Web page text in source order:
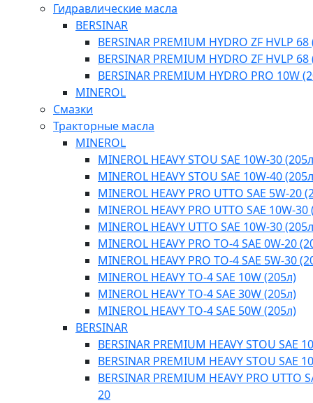
Гидравлические масла
BERSINAR
BERSINAR PREMIUM HYDRO ZF HVLP
BERSINAR PREMIUM HYDRO ZF HVLP 68
BERSINAR PREMIUM HYDRO PRO 10W
MINEROL
Смазки
Тракторные масла
MINEROL
MINEROL HEAVY STOU SAE 10W-30
MINEROL HEAVY STOU SAE 10W-40
MINEROL HEAVY PRO UTTO SAE 5W-20
MINEROL HEAVY PRO UTTO SAE 10W-30
MINEROL HEAVY UTTO SAE 10W-30
MINEROL HEAVY PRO TO-4 SAE 0W-20
MINEROL HEAVY PRO TO-4 SAE 5W-30
MINEROL HEAVY TO-4 SAE 10W (205л)
MINEROL HEAVY TO-4 SAE 30W (205л)
MINEROL HEAVY TO-4 SAE 50W (205л)
BERSINAR
BERSINAR PREMIUM HEAVY STOU SAE
BERSINAR PREMIUM HEAVY STOU SAE
BERSINAR PREMIUM HEAVY PRO UTTO
20